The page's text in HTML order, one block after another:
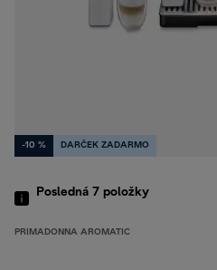
-10 % DARČEK ZADARMO
Posledná 7 položky
PRIMADONNA AROMATIC